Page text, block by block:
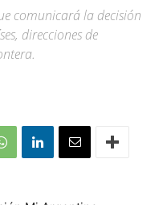
comunicará la decisión
direcciones de